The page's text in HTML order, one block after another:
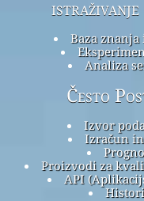
Baza
Analiza
Često
Izvor
Izračun
Proizvodi za
API